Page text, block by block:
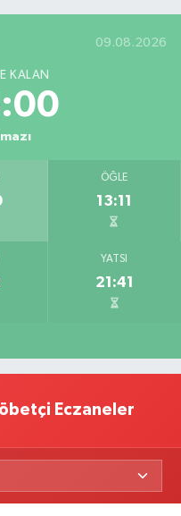
09.08.2026
KALAN
ÖĞLE
13:11
YATSI
21:41
Eczaneler